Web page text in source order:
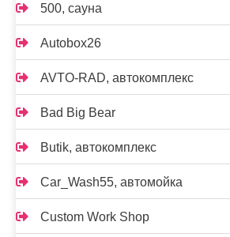
500, сауна
Autobox26
AVTO-RAD, автокомплекс
Bad Big Bear
Butik, автокомплекс
Car_Wash55, автомойка
Custom Work Shop